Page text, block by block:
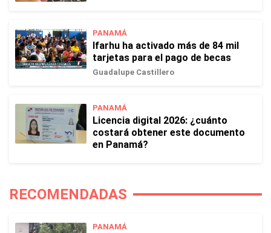
PANAMÁ
Ifarhu ha activado más de 84 mil
tarjetas para el pago de becas
Guadalupe Castillero
PANAMÁ
Licencia digital 2026: ¿cuánto
costará obtener este documento
en Panamá?
RECOMENDADAS
PANAMÁ